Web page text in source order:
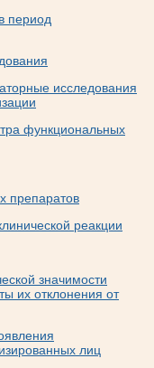
период
исследования
функциональных
препаратов
реакции
значимости
их отклонения от
лиц